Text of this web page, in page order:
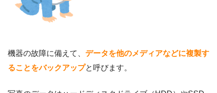
機器の故障に備えて、 データを他のメディアなどに複製す
ることをバックアップと呼びます。